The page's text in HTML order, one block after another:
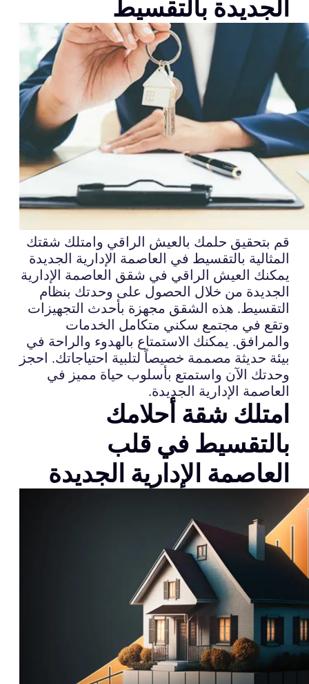
الجديدة بالتقسيط
قم بتحقيق حلمك بالعيش الراقي وامتلك شقتك
المثالية بالتقسيط في العاصمة الإدارية الجديدة
يمكنك العيش الراقي في شقق العاصمة الإدارية
الجديدة من خلال الحصول على وحدتك بنظام
التقسيط. هذه الشقق مجهزة بأحدث التجهيزات
وتقع في مجتمع سكني متكامل الخدمات
والمرافق. يمكنك الاستمتاع بالهدوء والراحة في
بيئة حديثة مصممة خصيصاً لتلبية احتياجاتك. احجز
وحدتك الآن واستمتع بأسلوب حياة مميز في
العاصمة الإدارية الجديدة.
امتلك شقة أحلامك
بالتقسيط في قلب
العاصمة الإدارية الجديدة